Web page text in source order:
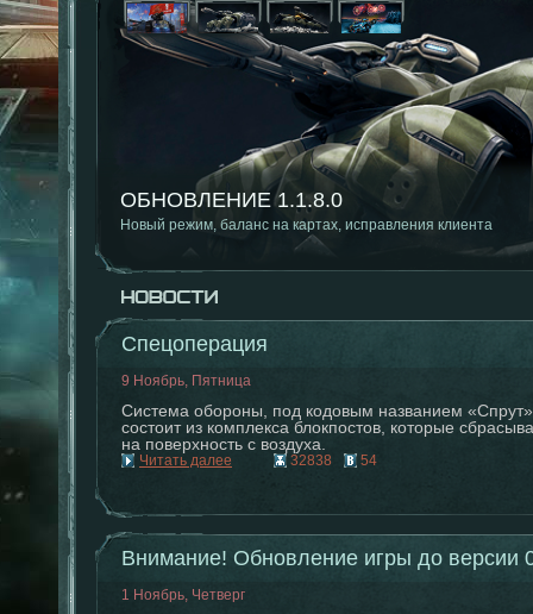
ОБНОВЛЕНИЕ 1.1.8.0
Новый режим, баланс на картах, исправления клиента
Спецоперация
9 Ноябрь, Пятница
Система обороны, под кодовым названием
состоит из комплекса блокпостов, которые
на поверхность с воздуха.
Читать далее 32838 54
Внимание! Обновление игры до версии
1 Ноябрь, Четверг